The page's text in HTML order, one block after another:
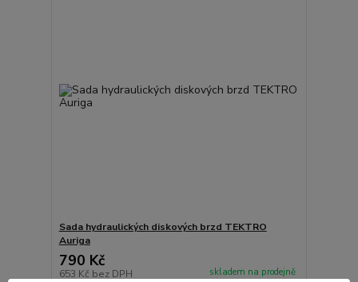
Sada hydraulických diskových brzd TEKTRO
Auriga
790 Kč
653 Kč bez DPH skladem na prodejně